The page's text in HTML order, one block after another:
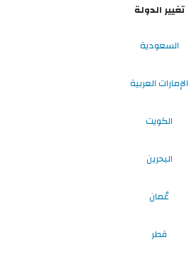
تغيير الدولة
السعودية
الإمارات العربية
الكويت
البحرين
عُمان
قطر